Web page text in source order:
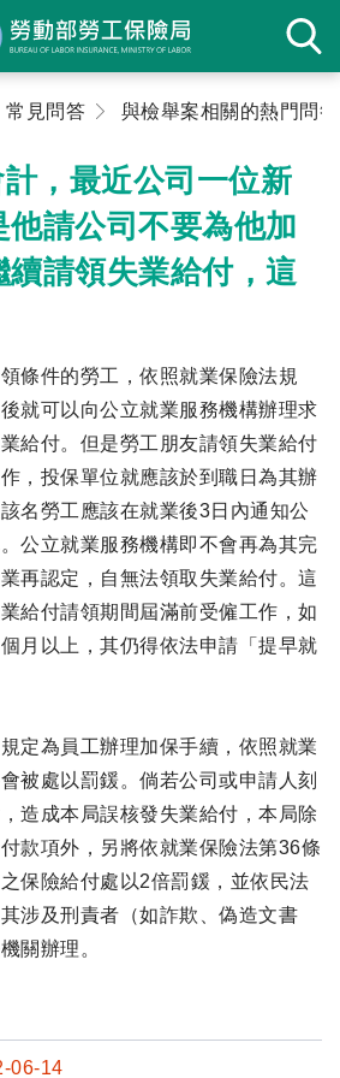
常見問答 與檢舉案相關的熱門問答
，最近公司一位新
請公司不要為他加
請領失業給付，這
條件的勞工，依照就業保險法規
就可以向公立就業服務機構辦理求
給付。但是勞工朋友請領失業給付
，投保單位就應該於到職日為其辦
名勞工應該在就業後3日內通知公
公立就業服務機構即不會再為其完
再認定，自無法領取失業給付。這
給付請領期間屆滿前受僱工作，如
月以上，其仍得依法申請「提早就
定為員工辦理加保手續，依照就業
被處以罰鍰。倘若公司或申請人刻
造成本局誤核發失業給付，本局除
款項外，另將依就業保險法第36條
保險給付處以2倍罰鍰，並依民法
涉及刑責者（如詐欺、偽造文書
關辦理。
06-14